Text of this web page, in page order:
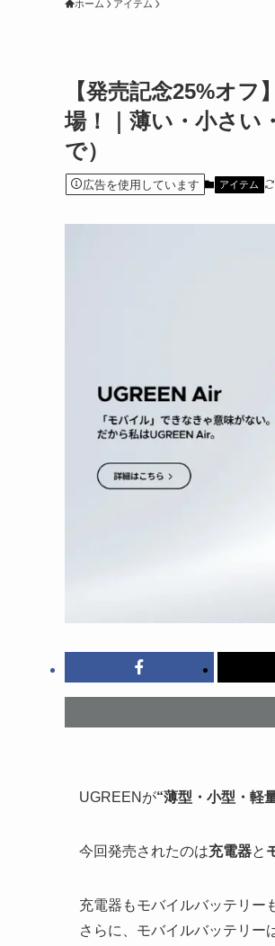
ホーム アイテム
【発売記念25%オ
場！｜薄い・小さい
で）
広告を使用しています アイテム
UGREENが“薄型・小型・軽
今回発売されたのは充電器と
充電器もモバイルバッテリー
さらに、モバイルバッテリー